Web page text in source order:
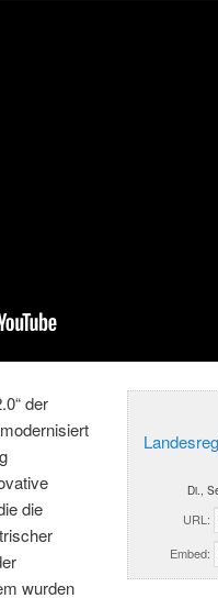
Di.,
URL:
Embed:
der
die
wurden